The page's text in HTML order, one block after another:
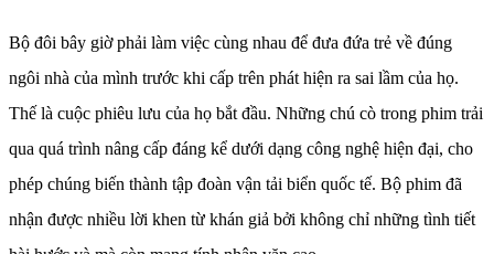
Bộ đôi bây giờ phải làm việc cùng nhau để đưa đứa trẻ về đúng
ngôi nhà của mình trước khi cấp trên phát hiện ra sai lầm của họ.
Thế là cuộc phiêu lưu của họ bắt đầu. Những chú cò trong phim trải
qua quá trình nâng cấp đáng kể dưới dạng công nghệ hiện đại, cho
phép chúng biến thành tập đoàn vận tải biển quốc tế. Bộ phim đã
nhận được nhiều lời khen từ khán giả bởi không chỉ những tình tiết